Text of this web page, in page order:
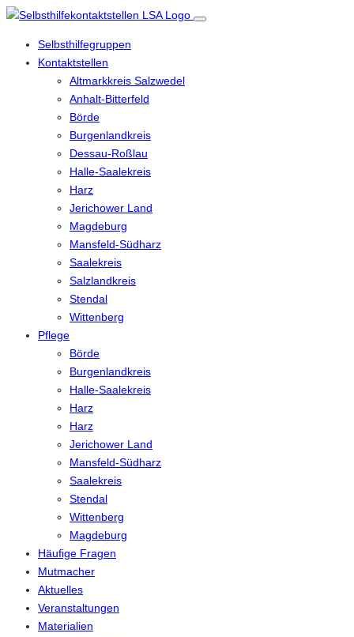
Selbsthilfegruppen
Kontaktstellen
Altmarkkreis Salzwedel
Anhalt-Bitterfeld
Börde
Burgenlandkreis
Dessau-Roßlau
Halle-Saalekreis
Harz
Jerichower Land
Magdeburg
Mansfeld-Südharz
Saalekreis
Salzlandkreis
Stendal
Wittenberg
Pflege
Börde
Burgenlandkreis
Halle-Saalekreis
Harz
Harz
Jerichower Land
Mansfeld-Südharz
Saalekreis
Stendal
Wittenberg
Magdeburg
Häufige Fragen
Mutmacher
Aktuelles
Veranstaltungen
Materialien